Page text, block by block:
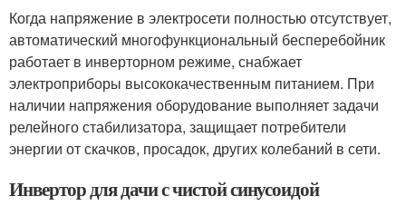
Когда напряжение в электросети полностью отсутствует,
автоматический многофункциональный бесперебойник
работает в инверторном режиме, снабжает
электроприборы высококачественным питанием. При
наличии напряжения оборудование выполняет задачи
релейного стабилизатора, защищает потребители
энергии от скачков, просадок, других колебаний в сети.
Инвертор для дачи с чистой синусоидой